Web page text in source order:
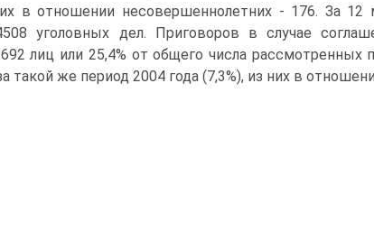
в отношении несовершеннолетних - 176. За
уголовных дел. Приговоров в случае
лиц или 25,4% от общего числа рассмотренных
такой же период 2004 года (7,3%), из них в